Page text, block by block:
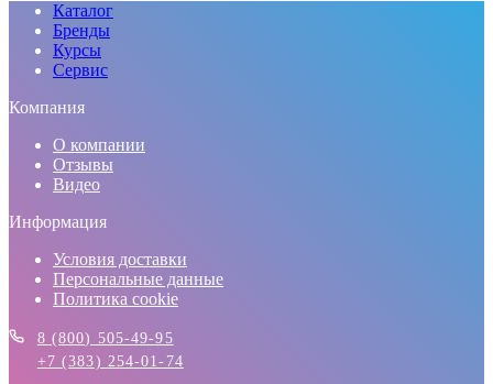
Каталог
Бренды
Курсы
Сервис
Компания
О компании
Отзывы
Видео
Информация
Условия доставки
Персональные данные
Политика cookie
8 (800) 505-49-95
+7 (383) 254-01-74